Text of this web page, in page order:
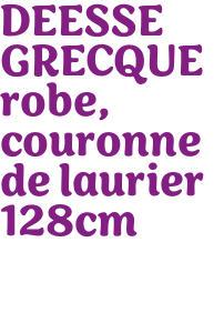
DEESSE
GRECQUE
robe,
couronne
de laurier
128cm